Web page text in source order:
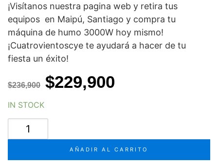
¡Visítanos nuestra pagina web y retira tus
equipos en Maipú, Santiago y compra tu
máquina de humo 3000W hoy mismo!
¡Cuatrovientoscye te ayudará a hacer de tu
fiesta un éxito!
$236,900 El
original
era:
$236,900.
$229,900
es:
$229,900.
IN STOCK
maquina
3000W
AÑADIR AL CARRITO